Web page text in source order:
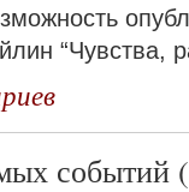
“Чувства,
событий